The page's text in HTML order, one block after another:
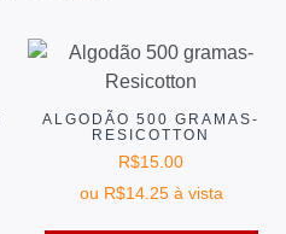
ALGODÃO 500 GRAMAS-
RESICOTTON
R$15.00
ou R$14.25 à vista